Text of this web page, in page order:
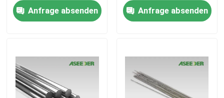
Produkte
Anfrage absenden
Anfrage absenden